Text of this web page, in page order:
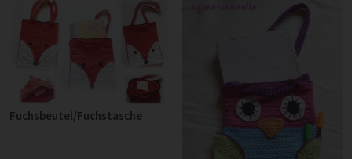
Fuchsbeutel/Fuchstasche